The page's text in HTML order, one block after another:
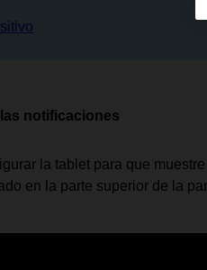
notificaciones
la tablet para que
en la parte superior de la